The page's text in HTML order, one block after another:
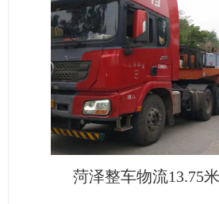
菏泽整车物流13.75